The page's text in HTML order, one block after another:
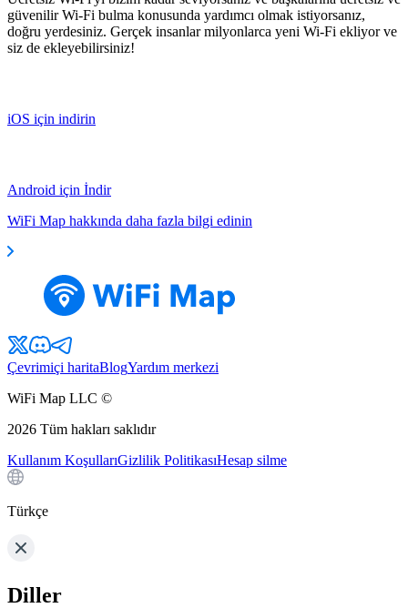
güvenilir Wi-Fi bulma konusunda yardımcı olmak istiyorsanız,
doğru yerdesiniz. Gerçek insanlar milyonlarca yeni Wi-Fi ekliyor ve
siz de ekleyebilirsiniz!
iOS için indirin
Android için İndir
WiFi Map hakkında daha fazla bilgi edinin
Çevrimiçi haritaBlogYardım merkezi
WiFi Map LLC ©
2026 Tüm hakları saklıdır
Kullanım KoşullarıGizlilik PolitikasıHesap silme
Türkçe
Diller